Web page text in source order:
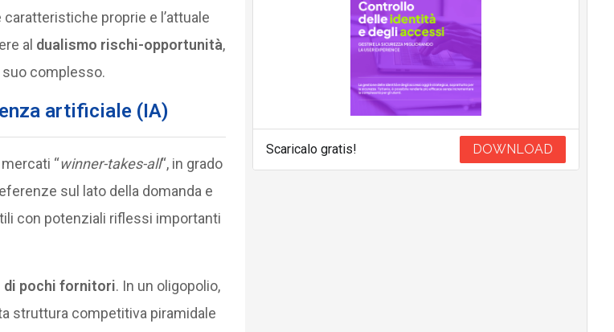
proprie e l’attuale
al dualismo rischi-opportunità,
suo complesso.
artificiale (IA)
“winner-takes-all“, in grado
sul lato della domanda e
con potenziali riflessi importanti
di pochi fornitori. In un oligopolio,
struttura competitiva piramidale
Scaricalo gratis! DOWNLOAD